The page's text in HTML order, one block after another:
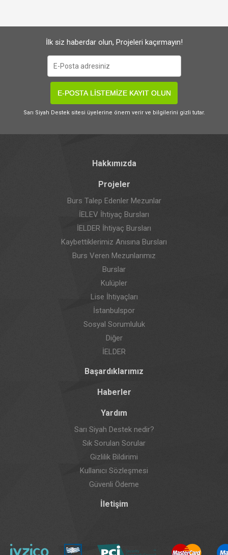
İlk siz haberdar olun, Projeleri kaçırmayın!
E-POSTA LİSTEMİZE KAYIT OLUN
Sarı Siyah Destek sitesi üyelerine önem verir ve bilgilerini gizli tutar.
Hakkımızda
Projeler
Burs Talep Edenler Mezunlar
İELEV İhtiyaç Bursları
İELDER İhtiyaç Bursları
Kaybettiklerimiz Anısına Bursları
Burs Veren Mezunlarımız
Burslar
Kulüpler
Lise İhtiyaçları
İstanbulspor
Sosyal Sorumluluk
Diğer
İELDER
Başardıklarımız
Haberler
Yardım
Sarı Siyah Destek nedir?
Sık Sorulan Sorular
Gizlilik Bildirimi
Kullanıcı Sözleşmesi
Güvenli Ödeme
İletişim